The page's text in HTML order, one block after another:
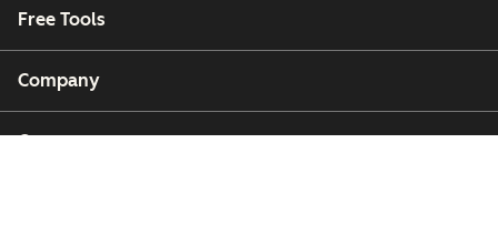
Free Tools
Company
Customers